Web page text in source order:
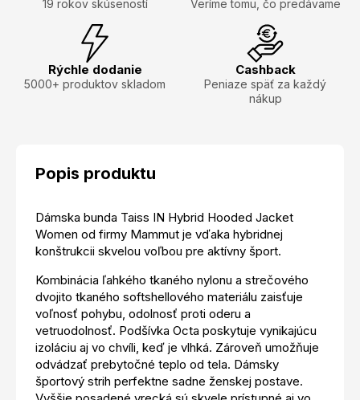
19 rokov skúseností Veríme tomu, čo predávame
Rýchle dodanie
5000+ produktov skladom
Cashback
Peniaze späť za každý
nákup
Popis produktu
Dámska bunda Taiss IN Hybrid Hooded Jacket
Women od firmy Mammut je vďaka hybridnej
konštrukcii skvelou voľbou pre aktívny šport.
Kombinácia ľahkého tkaného nylonu a strečového
dvojito tkaného softshellového materiálu zaisťuje
voľnosť pohybu, odolnosť proti oderu a
vetruodolnosť. Podšívka Octa poskytuje vynikajúcu
izoláciu aj vo chvíli, keď je vlhká. Zároveň umožňuje
odvádzať prebytočné teplo od tela. Dámsky
športový strih perfektne sadne ženskej postave.